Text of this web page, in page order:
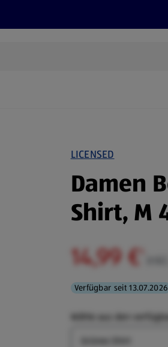
LICENSED
Damen
Shirt, M
14,99 €
Verfügbar seit 13.07.2026
Wähle aus den